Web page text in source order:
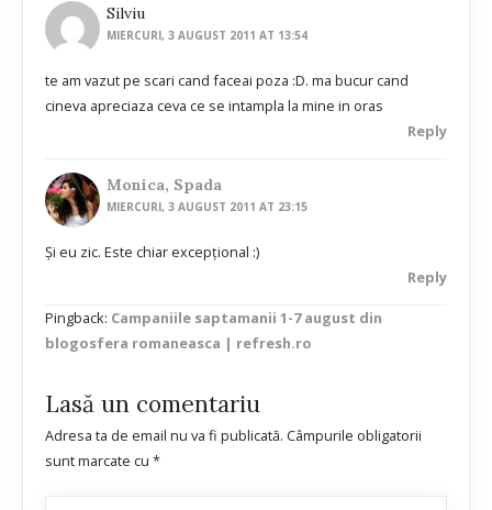
Silviu
MIERCURI, 3 AUGUST 2011 AT 13:54
te am vazut pe scari cand faceai poza :D. ma bucur cand
cineva apreciaza ceva ce se intampla la mine in oras
Reply
Monica, Spada
MIERCURI, 3 AUGUST 2011 AT 23:15
Şi eu zic. Este chiar excepţional :)
Reply
Pingback: Campaniile saptamanii 1-7 august din
blogosfera romaneasca | refresh.ro
Lasă un comentariu
Adresa ta de email nu va fi publicată. Câmpurile obligatorii
sunt marcate cu *